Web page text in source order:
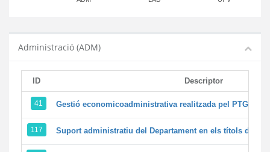
Administració (ADM)
ID Descriptor
41 Gestió economicoadministrativa realitzada pel PTGAS
117 Suport administratiu del Departament en els títols de